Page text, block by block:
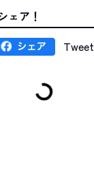
ェア！
Tweet